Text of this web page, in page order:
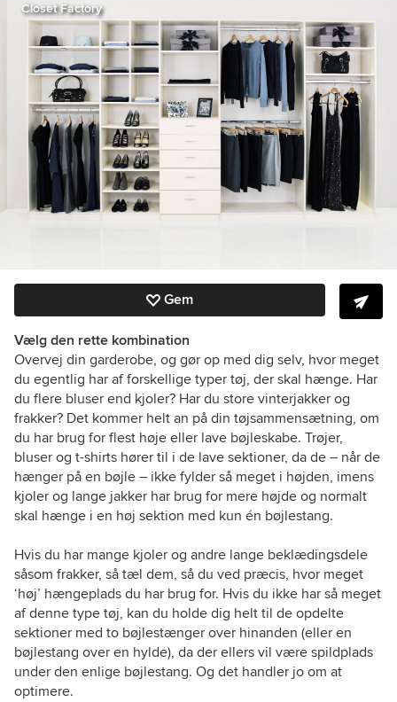
Closet Factory
Gem
Vælg den rette kombination
Overvej din garderobe, og gør op med dig selv, hvor meget
du egentlig har af forskellige typer tøj, der skal hænge. Har
du flere bluser end kjoler? Har du store vinterjakker og
frakker? Det kommer helt an på din tøjsammensætning, om
du har brug for flest høje eller lave bøjleskabe. Trøjer,
bluser og t-shirts hører til i de lave sektioner, da de – når de
hænger på en bøjle – ikke fylder så meget i højden, imens
kjoler og lange jakker har brug for mere højde og normalt
skal hænge i en høj sektion med kun én bøjlestang.
Hvis du har mange kjoler og andre lange beklædingsdele
såsom frakker, så tæl dem, så du ved præcis, hvor meget
‘høj’ hængeplads du har brug for. Hvis du ikke har så meget
af denne type tøj, kan du holde dig helt til de opdelte
sektioner med to bøjlestænger over hinanden (eller en
bøjlestang over en hylde), da der ellers vil være spildplads
under den enlige bøjlestang. Og det handler jo om at
optimere.